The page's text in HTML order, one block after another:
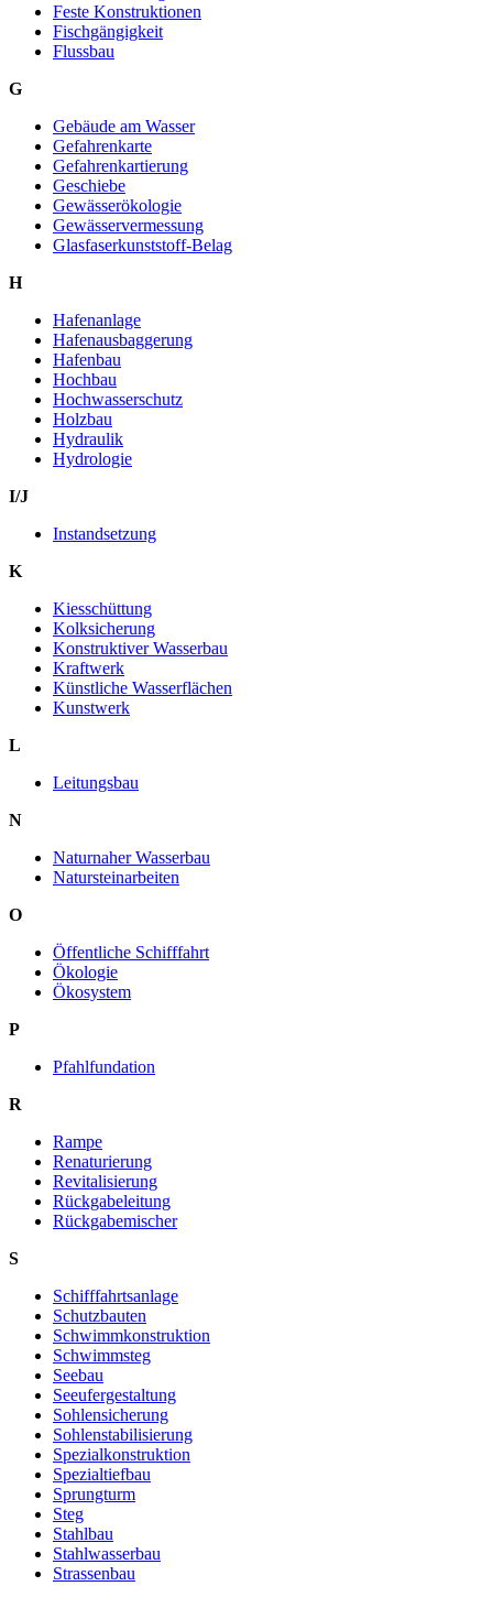
Feste Konstruktionen
Fischgängigkeit
Flussbau
G
Gebäude am Wasser
Gefahrenkarte
Gefahrenkartierung
Geschiebe
Gewässerökologie
Gewässervermessung
Glasfaserkunststoff-Belag
H
Hafenanlage
Hafenausbaggerung
Hafenbau
Hochbau
Hochwasserschutz
Holzbau
Hydraulik
Hydrologie
I/J
Instandsetzung
K
Kiesschüttung
Kolksicherung
Konstruktiver Wasserbau
Kraftwerk
Künstliche Wasserflächen
Kunstwerk
L
Leitungsbau
N
Naturnaher Wasserbau
Natursteinarbeiten
O
Öffentliche Schifffahrt
Ökologie
Ökosystem
P
Pfahlfundation
R
Rampe
Renaturierung
Revitalisierung
Rückgabeleitung
Rückgabemischer
S
Schifffahrtsanlage
Schutzbauten
Schwimmkonstruktion
Schwimmsteg
Seebau
Seeufergestaltung
Sohlensicherung
Sohlenstabilisierung
Spezialkonstruktion
Spezialtiefbau
Sprungturm
Steg
Stahlbau
Stahlwasserbau
Strassenbau